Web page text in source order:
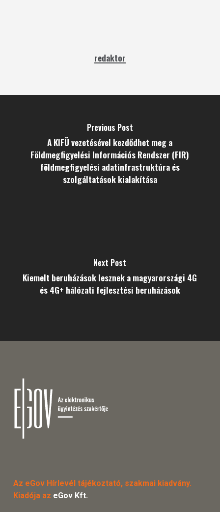
redaktor
Previous Post
A KIFÜ vezetésével kezdődhet meg a
Földmegfigyelési Információs Rendszer (FIR)
földmegfigyelési adatinfrastruktúra és
szolgáltatások kialakítása
Next Post
Kiemelt beruházások lesznek a magyarországi 4G
és 4G+ hálózati fejlesztési beruházások
Az eGov Hírlevél tájékoztató, szakmai kiadvány.
Kiadója az eGov Kft.